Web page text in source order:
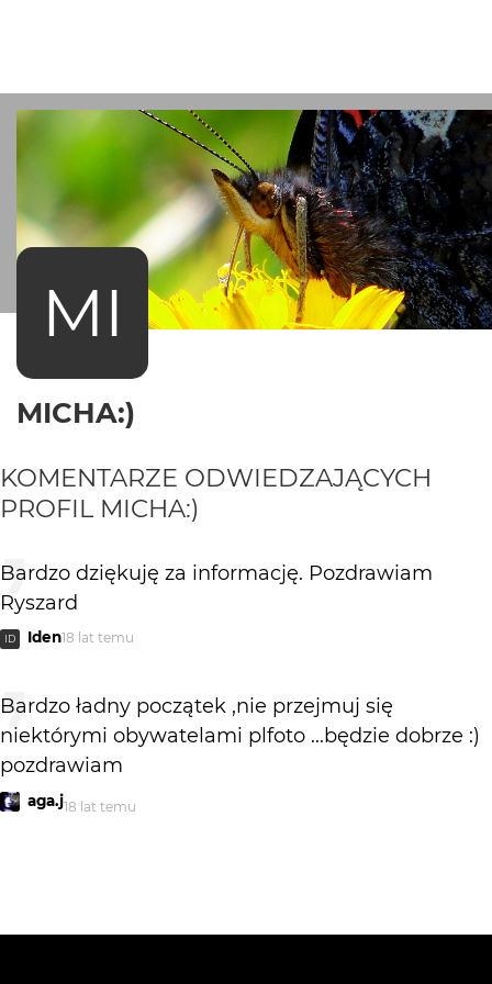
MI
MICHA:)
KOMENTARZE ODWIEDZAJĄCYCH
PROFIL MICHA:)
Bardzo dziękuję za informację. Pozdrawiam
Ryszard
ID Iden18 lat temu
Bardzo ładny początek ,nie przejmuj się
niektórymi obywatelami plfoto ...będzie dobrze :)
pozdrawiam
aga.j18 lat temu